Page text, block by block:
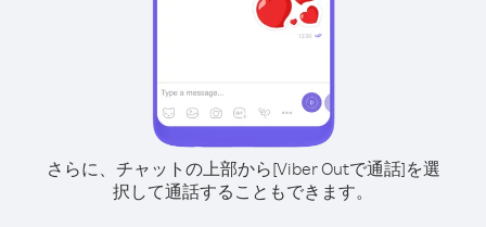
さらに、チャットの上部から[Viber Outで通話]を選
択して通話することもできます。